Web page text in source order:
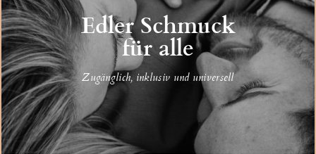
Edler Schmuck
für alle
Zugänglich, inklusiv und universell